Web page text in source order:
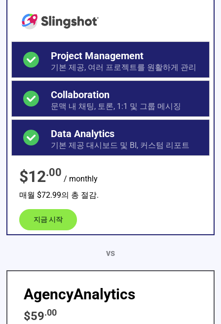
Project Management
기본 제공, 여러 프로젝트를 원활하게 관리
Collaboration
문맥 내 채팅, 토론, 1:1 및 그룹 메시징
Data Analytics
기본 제공 대시보드 및 BI, 커스텀 리포트
$12.00
/ monthly
매월 $72.99의 총 절감.
지금 시작
vs
AgencyAnalytics
$59.00